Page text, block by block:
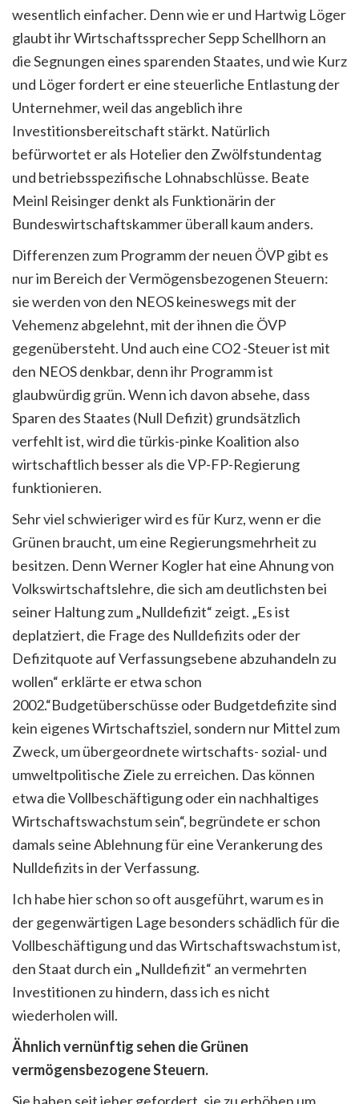
wesentlich einfacher. Denn wie er und Hartwig Löger
glaubt ihr Wirtschaftssprecher Sepp Schellhorn an
die Segnungen eines sparenden Staates, und wie Kurz
und Löger fordert er eine steuerliche Entlastung der
Unternehmer, weil das angeblich ihre
Investitionsbereitschaft stärkt. Natürlich
befürwortet er als Hotelier den Zwölfstundentag
und betriebsspezifische Lohnabschlüsse. Beate
Meinl Reisinger denkt als Funktionärin der
Bundeswirtschaftskammer überall kaum anders.
Differenzen zum Programm der neuen ÖVP gibt es
nur im Bereich der Vermögensbezogenen Steuern:
sie werden von den NEOS keineswegs mit der
Vehemenz abgelehnt, mit der ihnen die ÖVP
gegenübersteht. Und auch eine CO2 -Steuer ist mit
den NEOS denkbar, denn ihr Programm ist
glaubwürdig grün. Wenn ich davon absehe, dass
Sparen des Staates (Null Defizit) grundsätzlich
verfehlt ist, wird die türkis-pinke Koalition also
wirtschaftlich besser als die VP-FP-Regierung
funktionieren.
Sehr viel schwieriger wird es für Kurz, wenn er die
Grünen braucht, um eine Regierungsmehrheit zu
besitzen. Denn Werner Kogler hat eine Ahnung von
Volkswirtschaftslehre, die sich am deutlichsten bei
seiner Haltung zum „Nulldefizit“ zeigt. „Es ist
deplatziert, die Frage des Nulldefizits oder der
Defizitquote auf Verfassungsebene abzuhandeln zu
wollen“ erklärte er etwa schon
2002.“Budgetüberschüsse oder Budgetdefizite sind
kein eigenes Wirtschaftsziel, sondern nur Mittel zum
Zweck, um übergeordnete wirtschafts- sozial- und
umweltpolitische Ziele zu erreichen. Das können
etwa die Vollbeschäftigung oder ein nachhaltiges
Wirtschaftswachstum sein“, begründete er schon
damals seine Ablehnung für eine Verankerung des
Nulldefizits in der Verfassung.
Ich habe hier schon so oft ausgeführt, warum es in
der gegenwärtigen Lage besonders schädlich für die
Vollbeschäftigung und das Wirtschaftswachstum ist,
den Staat durch ein „Nulldefizit“ an vermehrten
Investitionen zu hindern, dass ich es nicht
wiederholen will.
Ähnlich vernünftig sehen die Grünen
vermögensbezogene Steuern.